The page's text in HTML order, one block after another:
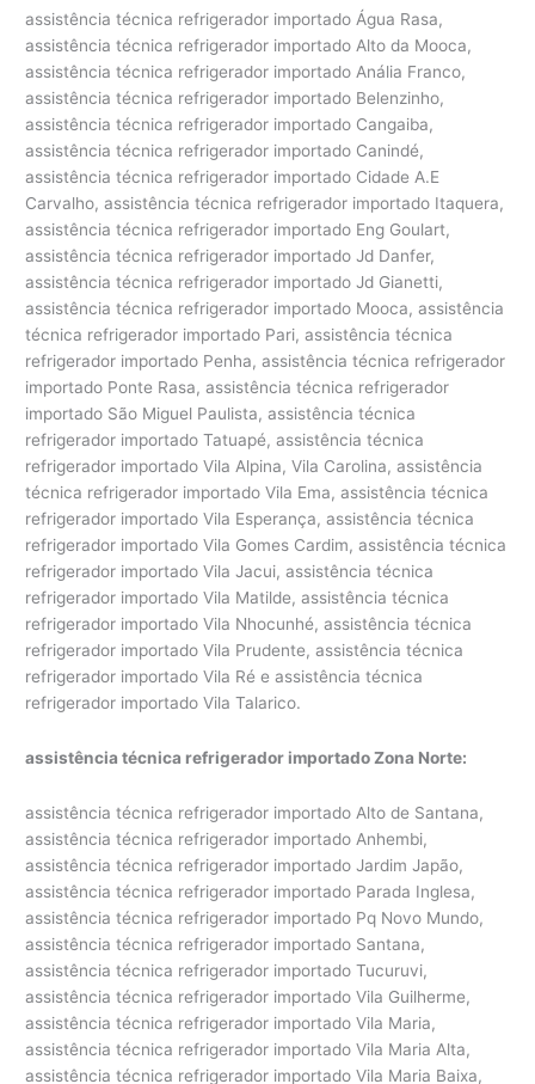
assistência técnica refrigerador importado Água Rasa,
assistência técnica refrigerador importado Alto da Mooca,
assistência técnica refrigerador importado Anália Franco,
assistência técnica refrigerador importado Belenzinho,
assistência técnica refrigerador importado Cangaiba,
assistência técnica refrigerador importado Canindé,
assistência técnica refrigerador importado Cidade A.E
Carvalho, assistência técnica refrigerador importado Itaquera,
assistência técnica refrigerador importado Eng Goulart,
assistência técnica refrigerador importado Jd Danfer,
assistência técnica refrigerador importado Jd Gianetti,
assistência técnica refrigerador importado Mooca, assistência
técnica refrigerador importado Pari, assistência técnica
refrigerador importado Penha, assistência técnica refrigerador
importado Ponte Rasa, assistência técnica refrigerador
importado São Miguel Paulista, assistência técnica
refrigerador importado Tatuapé, assistência técnica
refrigerador importado Vila Alpina, Vila Carolina, assistência
técnica refrigerador importado Vila Ema, assistência técnica
refrigerador importado Vila Esperança, assistência técnica
refrigerador importado Vila Gomes Cardim, assistência técnica
refrigerador importado Vila Jacui, assistência técnica
refrigerador importado Vila Matilde, assistência técnica
refrigerador importado Vila Nhocunhé, assistência técnica
refrigerador importado Vila Prudente, assistência técnica
refrigerador importado Vila Ré e assistência técnica
refrigerador importado Vila Talarico.
assistência técnica refrigerador importado Zona Norte:
assistência técnica refrigerador importado Alto de Santana,
assistência técnica refrigerador importado Anhembi,
assistência técnica refrigerador importado Jardim Japão,
assistência técnica refrigerador importado Parada Inglesa,
assistência técnica refrigerador importado Pq Novo Mundo,
assistência técnica refrigerador importado Santana,
assistência técnica refrigerador importado Tucuruvi,
assistência técnica refrigerador importado Vila Guilherme,
assistência técnica refrigerador importado Vila Maria,
assistência técnica refrigerador importado Vila Maria Alta,
assistência técnica refrigerador importado Vila Maria Baixa,